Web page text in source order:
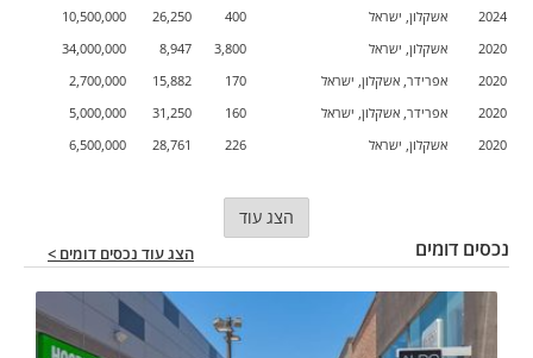
2024
אשקלון, ישראל 400
26,250
10,500,000
2020
אשקלון, ישראל 3,800
8,947
34,000,000
2020
אפרידר, אשקלון, ישראל 170
15,882
2,700,000
2020
אפרידר, אשקלון, ישראל 160
31,250
5,000,000
2020
אשקלון, ישראל 226
28,761
6,500,000
הצג עוד
נכסים דומים הצג עוד נכסים דומים >